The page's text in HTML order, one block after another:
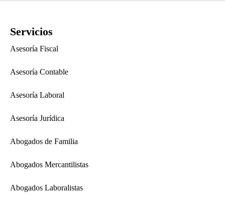
Servicios
Asesoría Fiscal
Asesoría Contable
Asesoría Laboral
Asesoría Jurídica
Abogados de Familia
Abogados Mercantilistas
Abogados Laboralistas